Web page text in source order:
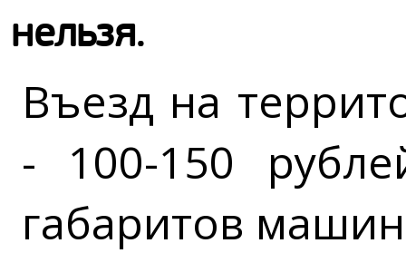
нельзя.
Въезд на
- 100-150
габаритов